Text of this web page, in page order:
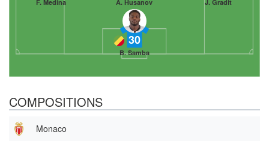
30
B. Samba
F. Medina A. Husanov J. Gradit
COMPOSITIONS
Monaco